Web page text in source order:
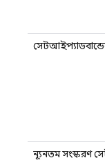
ন্যূনতম সংস্করণ